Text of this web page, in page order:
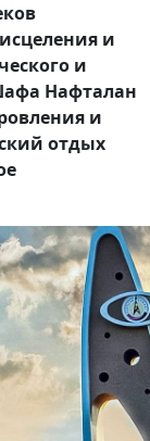
и
и
Нафталан
и
отдых